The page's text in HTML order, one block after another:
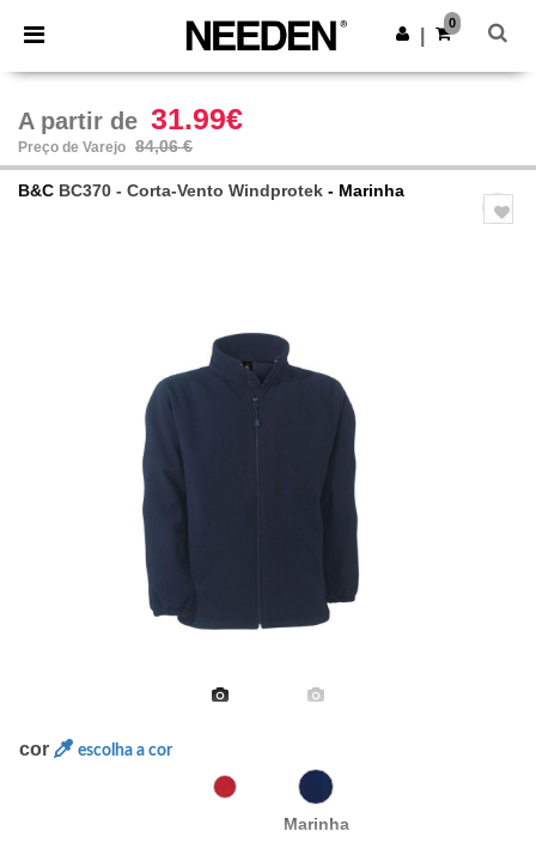
× App Needen
Melhores preços na app!
Obter app
0
A partir de 31.99€
Preço de Varejo 84,06 €
B&C BC370 - Corta-Vento Windprotek - Marinha
cor escolha a cor
Marinha